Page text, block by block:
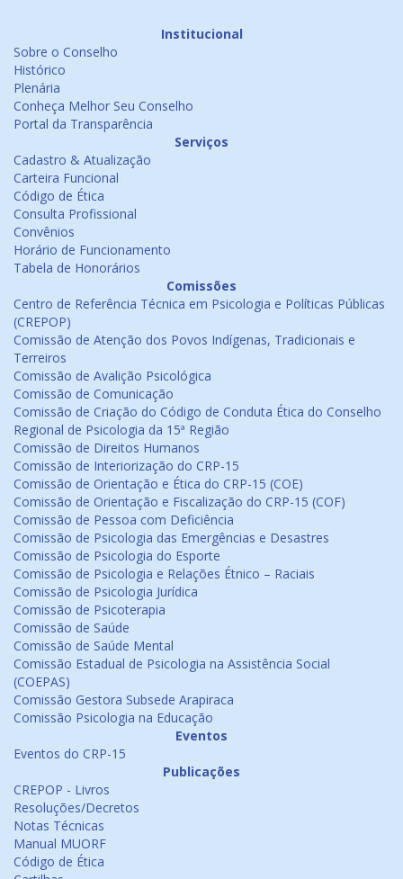
Institucional
Sobre o Conselho
Histórico
Plenária
Conheça Melhor Seu Conselho
Portal da Transparência
Serviços
Cadastro & Atualização
Carteira Funcional
Código de Ética
Consulta Profissional
Convênios
Horário de Funcionamento
Tabela de Honorários
Comissões
Centro de Referência Técnica em Psicologia e Políticas Públicas
(CREPOP)
Comissão de Atenção dos Povos Indígenas, Tradicionais e
Terreiros
Comissão de Avalição Psicológica
Comissão de Comunicação
Comissão de Criação do Código de Conduta Ética do Conselho
Regional de Psicologia da 15ª Região
Comissão de Direitos Humanos
Comissão de Interiorização do CRP-15
Comissão de Orientação e Ética do CRP-15 (COE)
Comissão de Orientação e Fiscalização do CRP-15 (COF)
Comissão de Pessoa com Deficiência
Comissão de Psicologia das Emergências e Desastres
Comissão de Psicologia do Esporte
Comissão de Psicologia e Relações Étnico – Raciais
Comissão de Psicologia Jurídica
Comissão de Psicoterapia
Comissão de Saúde
Comissão de Saúde Mental
Comissão Estadual de Psicologia na Assistência Social
(COEPAS)
Comissão Gestora Subsede Arapiraca
Comissão Psicologia na Educação
Eventos
Eventos do CRP-15
Publicações
CREPOP - Livros
Resoluções/Decretos
Notas Técnicas
Manual MUORF
Código de Ética